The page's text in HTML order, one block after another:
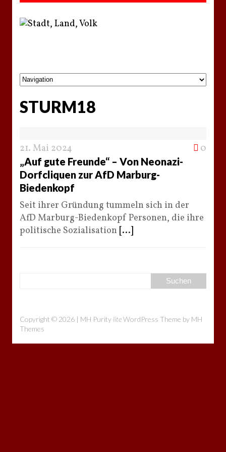
STURM18
21. Mai 2024 0
„Auf gute Freunde“ – Von Neonazi-
Dorfcliquen zur AfD Marburg-
Biedenkopf
Seit ihrer Gründung tummeln sich in der
AfD Marburg-Biedenkopf Personen, die ihre
politische Sozialisation [...]
Copyright © 2026 | MH Purity liteWordPress Theme by MH
Themes